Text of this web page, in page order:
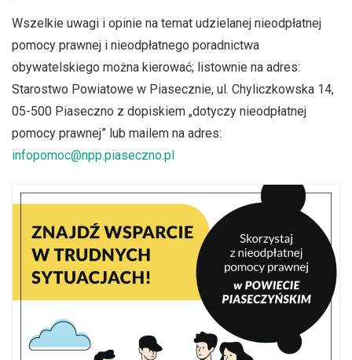
Wszelkie uwagi i opinie na temat udzielanej nieodpłatnej
pomocy prawnej i nieodpłatnego poradnictwa
obywatelskiego można kierować; listownie na adres:
Starostwo Powiatowe w Piasecznie, ul. Chyliczkowska 14,
05-500 Piaseczno z dopiskiem „dotyczy nieodpłatnej
pomocy prawnej” lub mailem na adres:
infopomoc@npp.piaseczno.pl